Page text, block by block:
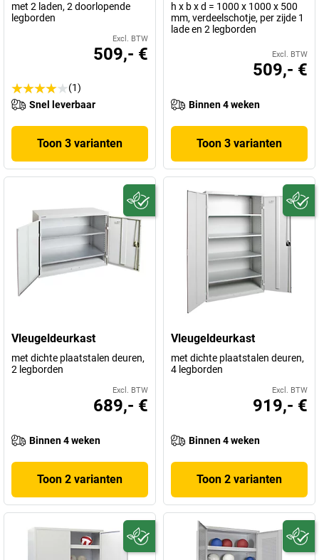
met 2 laden, 2 doorlopende
legborden
Excl. BTW
509,- €
(1)
Snel leverbaar
Toon 3 varianten
h x b x d = 1000 x 1000 x 500
mm, verdeelschotje, per zijde 1
lade en 2 legborden
Excl. BTW
509,- €
Binnen 4 weken
Toon 3 varianten
Vleugeldeurkast
met dichte plaatstalen deuren,
2 legborden
Excl. BTW
689,- €
Binnen 4 weken
Toon 2 varianten
Vleugeldeurkast
met dichte plaatstalen deuren,
4 legborden
Excl. BTW
919,- €
Binnen 4 weken
Toon 2 varianten